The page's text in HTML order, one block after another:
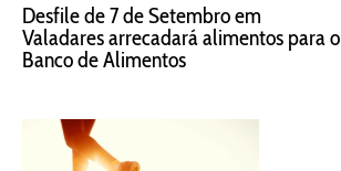
Desfile de 7 de Setembro em
Valadares arrecadará alimentos para o
Banco de Alimentos